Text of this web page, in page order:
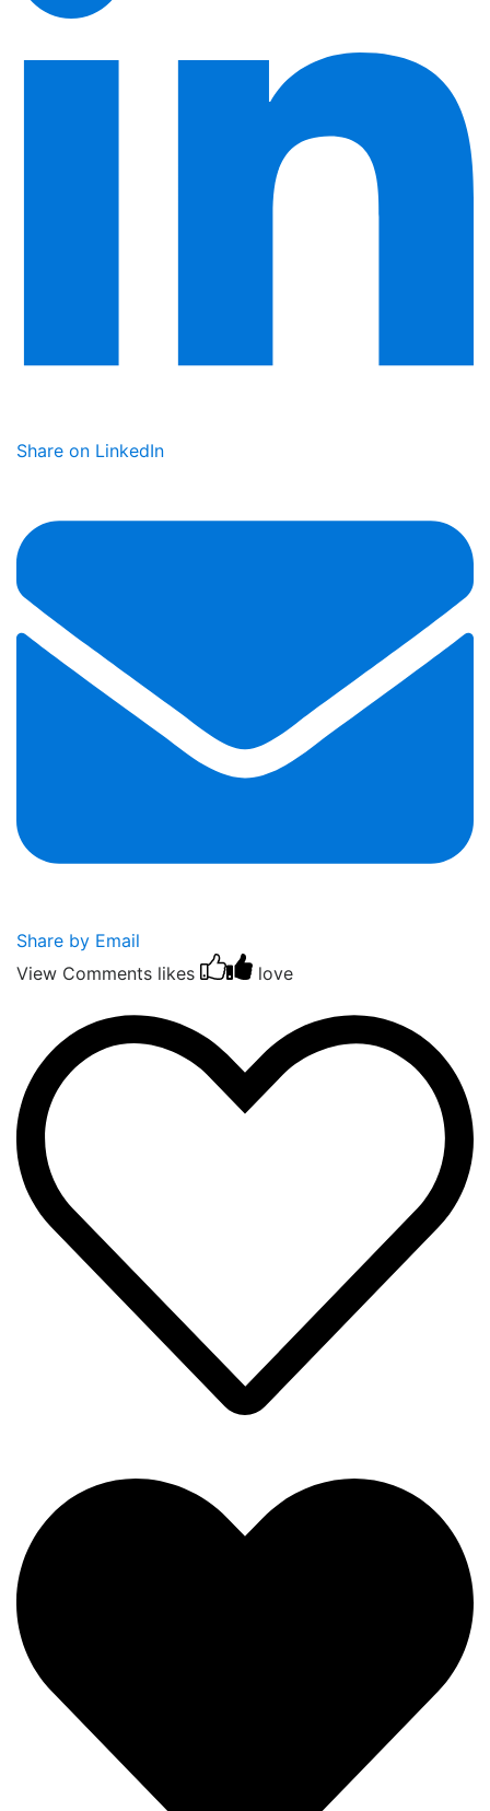
Share on LinkedIn
Share by Email
View Comments likes love